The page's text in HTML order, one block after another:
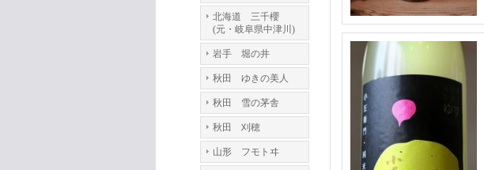
北海道 三千櫻
(元・岐阜県中津川)
岩手 堀の井
秋田 ゆきの美人
秋田 雪の茅舎
秋田 刈穂
山形 フモトヰ